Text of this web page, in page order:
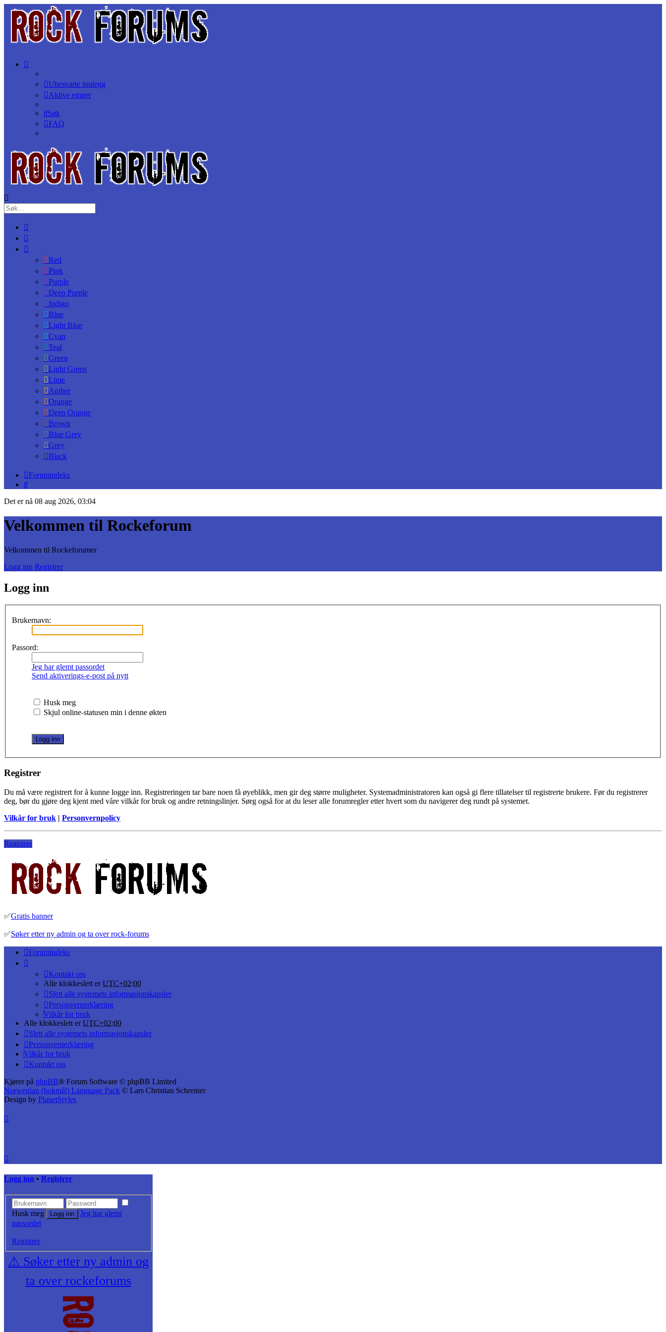
Ubesvarte innlegg
Aktive emner
Søk
FAQ
Red
Pink
Purple
Deep Purple
Indigo
Blue
Light Blue
Cyan
Teal
Green
Light Green
Lime
Amber
Orange
Deep Orange
Brown
Blue Grey
Grey
Black
Forumindeks
Søk
Det er nå 08 aug 2026, 03:04
Velkommen til Rockeforum
Velkommen til Rockeforumer
Logg inn Registrer
Logg inn
Brukernavn:
Passord:
Jeg har glemt passordet
Send aktiverings-e-post på nytt
Husk meg
Skjul online-statusen min i denne økten
Registrer
Du må være registrert for å kunne logge inn. Registreringen tar bare noen få øyeblikk, men gir deg større muligheter. Systemadministratoren kan også gi flere tillatelser til registrerte brukere. Før du registrerer
deg, bør du gjøre deg kjent med våre vilkår for bruk og andre retningslinjer. Sørg også for at du leser alle forumregler etter hvert som du navigerer deg rundt på systemet.
Vilkår for bruk | Personvernpolicy
Registrer
✅Gratis banner
✅Søker etter ny admin og ta over rock-forums
Forumindeks
Kontakt oss
Alle klokkeslett erUTC+02:00
Slett alle systemets informasjonskapsler
Personvernerklæring
Vilkår for bruk
Alle klokkeslett erUTC+02:00
Slett alle systemets informasjonskapsler
Personvernerklæring
Vilkår for bruk
Kontakt oss
Kjører på phpBB® Forum Software © phpBB Limited
Norwegian (bokmål) Language Pack © Lars Christian Schreiner
Design by PlanetStyles
Logg inn • Registrer
Husk meg
Jeg har glemt
passordet
Registrer
⚠️ Søker etter ny admin og
ta over rockeforums